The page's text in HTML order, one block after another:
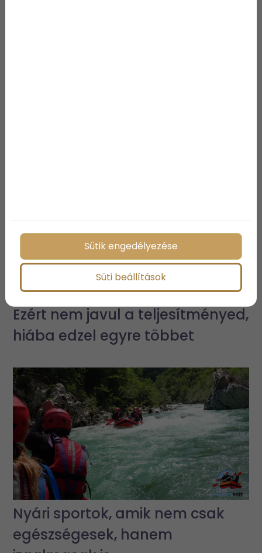
Ezért nem javul a teljesítményed,
hiába edzel egyre többet
Nyári sportok, amik nem csak
egészségesek, hanem
Sütik engedélyezése
Süti beállítások